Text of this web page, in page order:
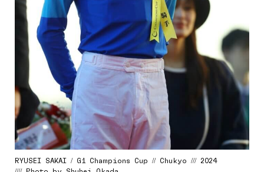
RYUSEI SAKAI / G1 Champions Cup // Chukyo /// 2024